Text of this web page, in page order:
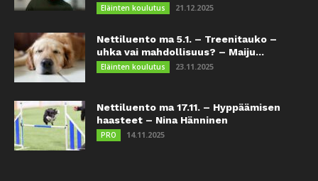
Eläinten koulutus 21.12.2025
Nettiluento ma 5.1. – Treenitauko –
uhka vai mahdollisuus? – Maiju...
Eläinten koulutus 23.11.2025
Nettiluento ma 17.11. – Hyppäämisen
haasteet – Nina Hänninen
PRO 14.11.2025